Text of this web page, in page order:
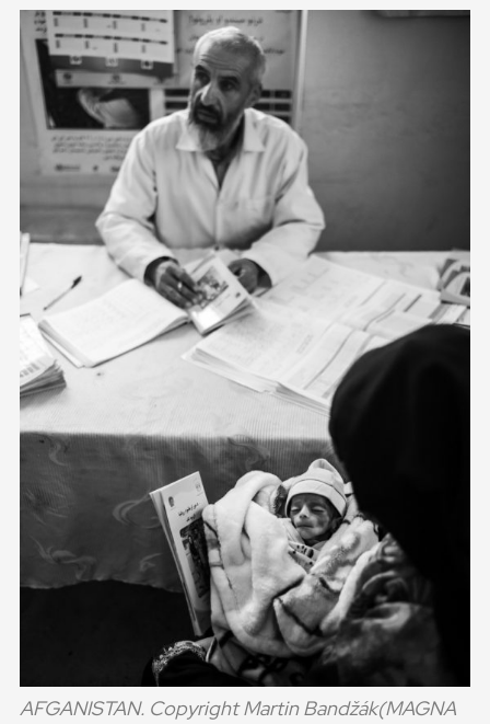
AFGANISTAN. Copyright Martin Bandžák(MAGNA